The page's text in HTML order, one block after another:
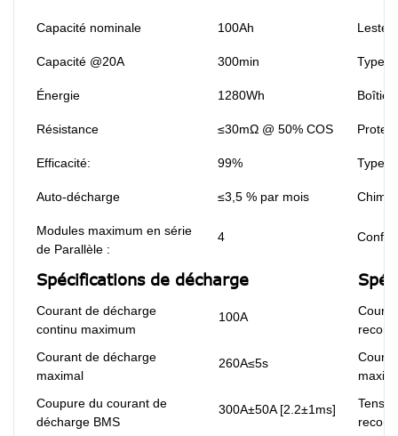
Capacité nominale 100Ah Lester
Capacité @20A 300min Type
Énergie 1280Wh Boîtier
Résistance ≤30mΩ @ 50% COS
Efficacité: 99% Type
Auto-décharge ≤3,5 % par mois Chimie
Modules maximum en série
de Parallèle :
4
Spécifications de décharge
Courant de décharge
continu maximum
100A
Courant de décharge
maximal
260A≤5s
Coupure du courant de
décharge BMS
300A±50A [2.2±1ms]